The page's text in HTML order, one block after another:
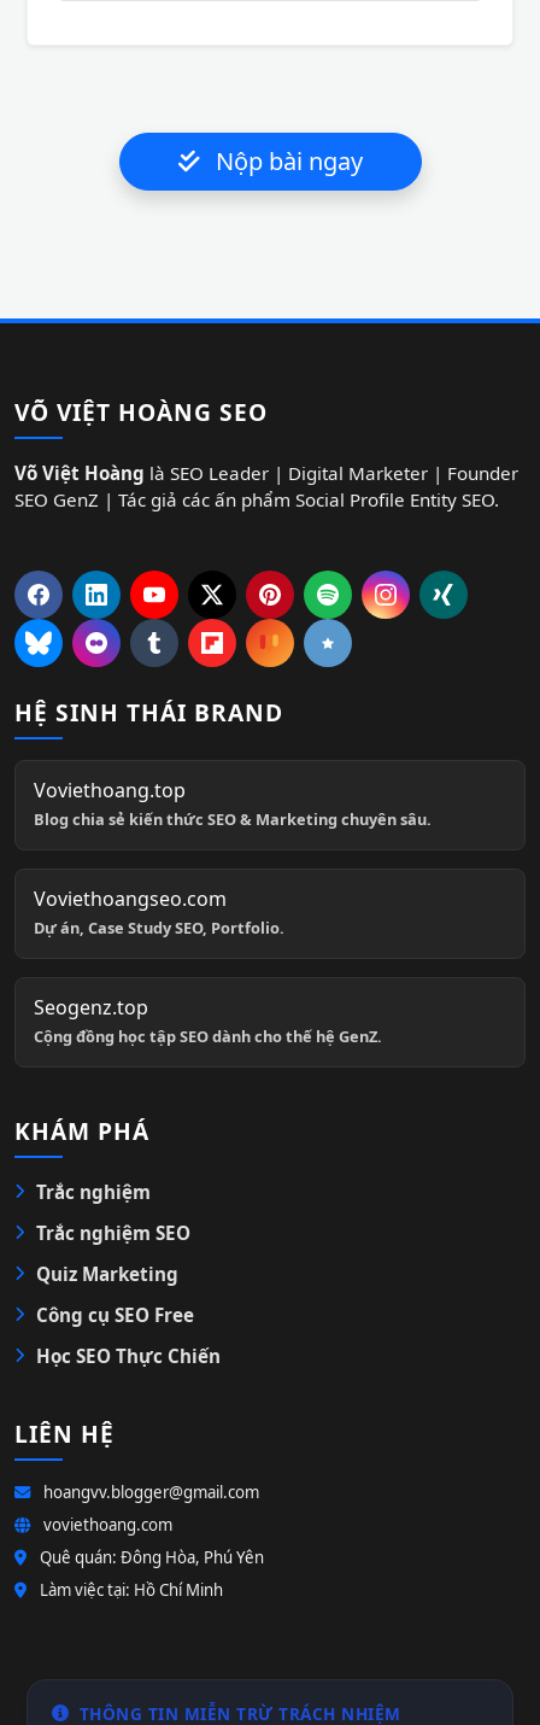
Nộp bài ngay
VÕ VIỆT HOÀNG SEO
Võ Việt Hoàng là SEO Leader | Digital Marketer | Founder
SEO GenZ | Tác giả các ấn phẩm Social Profile Entity SEO.
HỆ SINH THÁI BRAND
Voviethoang.top
Blog chia sẻ kiến thức SEO & Marketing chuyên sâu.
Voviethoangseo.com
Dự án, Case Study SEO, Portfolio.
Seogenz.top
Cộng đồng học tập SEO dành cho thế hệ GenZ.
KHÁM PHÁ
Trắc nghiệm
Trắc nghiệm SEO
Quiz Marketing
Công cụ SEO Free
Học SEO Thực Chiến
LIÊN HỆ
hoangvv.blogger@gmail.com
voviethoang.com
Quê quán: Đông Hòa, Phú Yên
Làm việc tại: Hồ Chí Minh
THÔNG TIN MIỄN TRỪ TRÁCH NHIỆM